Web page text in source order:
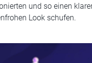
und so einen
Look schufen.